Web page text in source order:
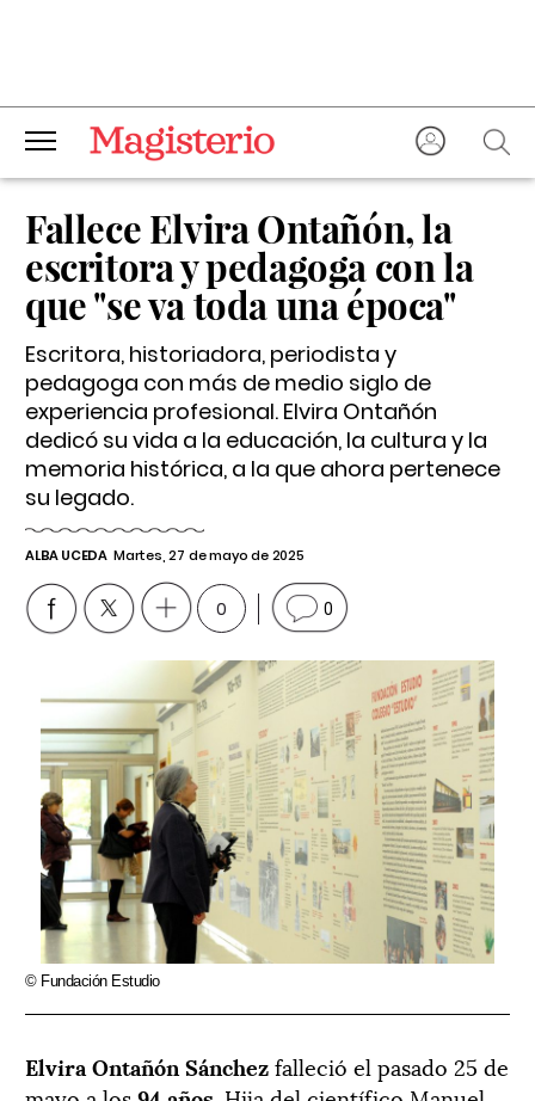
Fallece Elvira Ontañón, la
escritora y pedagoga con la
que "se va toda una época"
Escritora, historiadora, periodista y
pedagoga con más de medio siglo de
experiencia profesional. Elvira Ontañón
dedicó su vida a la educación, la cultura y la
memoria histórica, a la que ahora pertenece
su legado.
ALBA UCEDA Martes, 27 de mayo de 2025
0 0
© Fundación Estudio
Elvira Ontañón Sánchezfalleció el pasado 25 de